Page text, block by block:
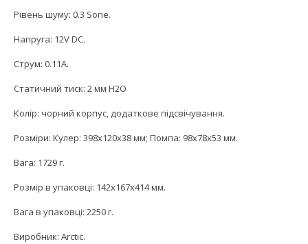
Рівень шуму: 0.3 Sone.
Напруга: 12V DC.
Струм: 0.11А.
Статичний тиск: 2 мм Н2О
Колір: чорний корпус, додаткове підсвічування.
Розміри: Кулер: 398х120х38 мм; Помпа: 98х78х53 мм.
Вага: 1729 г.
Розмір в упаковці: 142x167x414 мм.
Вага в упаковці: 2250 г.
Виробник: Arctic.